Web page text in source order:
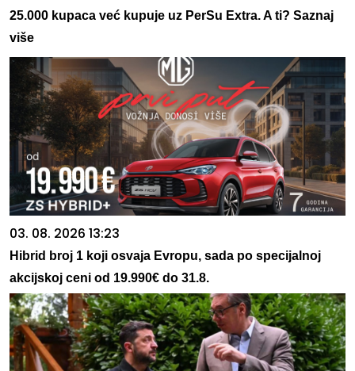
25.000 kupaca već kupuje uz PerSu Extra. A ti? Saznaj
više
03. 08. 2026 13:23
Hibrid broj 1 koji osvaja Evropu, sada po specijalnoj
akcijskoj ceni od 19.990€ do 31.8.